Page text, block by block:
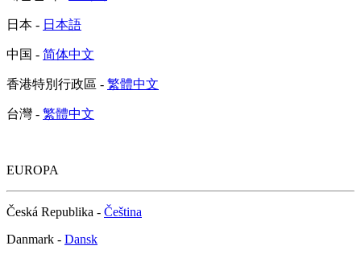
日本 - 日本語
中国 - 简体中文
香港特別行政區 - 繁體中文
台灣 - 繁體中文
EUROPA
Česká Republika - Čeština
Danmark - Dansk